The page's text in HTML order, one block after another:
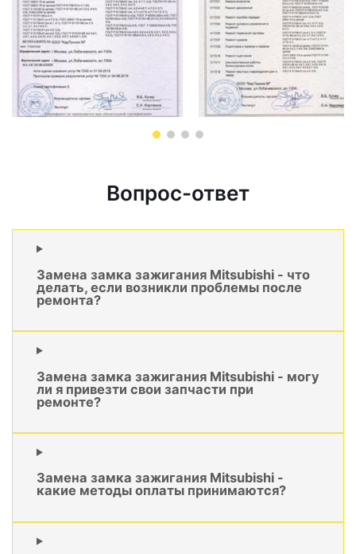
Вопрос-ответ
Замена замка зажигания Mitsubishi - что
делать, если возникли проблемы после
ремонта?
Замена замка зажигания Mitsubishi - могу
ли я привезти свои запчасти при
ремонте?
Замена замка зажигания Mitsubishi -
какие методы оплаты принимаются?